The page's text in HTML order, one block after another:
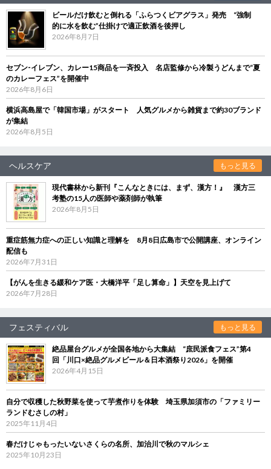
ビールだけ飲むと倒れる「ふらつくビアグラス」発売 “強制
的に水を飲む”仕掛けで適正飲酒を後押し
2026年8月7日
セブン‐イレブン、カレー15商品を一斉投入 名店監修から冷製うどんまで“夏
のカレーフェス”を開催中
2026年8月6日
横浜高島屋で「韓国市場」がスタート 人気グルメから雑貨まで約30ブランド
が集結
2026年8月5日
ヘルスケア もっと見る
現代書林から新刊『こんなときには、まず、漢方！』 漢方三
考塾の15人の医師や薬剤師が執筆
2026年8月5日
重症筋無力症への正しい知識と理解を 8月8日広島市で公開講座、オンライン
配信も
2026年7月31日
【がんを生きる緩和ケア医・大橋洋平「足し算命」】天空を見上げて
2026年7月28日
フェスティバル もっと見る
絶品屋台グルメが全国各地から大集結 “庶民派食フェス”第4
回「川口×絶品グルメビール＆日本酒祭り2026」を開催
2026年4月15日
自分で収穫した秋野菜を使って芋煮作りを体験 埼玉県加須市の「ファミリー
ランドむさしの村」
2025年11月4日
春だけじゃもったいないさくらの名所、加治川で秋のマルシェ
2025年10月23日